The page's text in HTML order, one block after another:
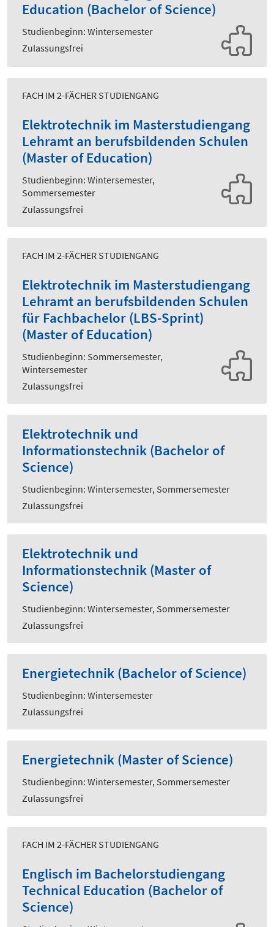
Education (Bachelor of Science)
Studienbeginn: Wintersemester
Zulassungsfrei
FACH IM 2-FÄCHER STUDIENGANG
Elektrotechnik im Masterstudiengang
Lehramt an berufsbildenden Schulen
(Master of Education)
Studienbeginn: Wintersemester,
Sommersemester
Zulassungsfrei
FACH IM 2-FÄCHER STUDIENGANG
Elektrotechnik im Masterstudiengang
Lehramt an berufsbildenden Schulen
für Fachbachelor (LBS-Sprint)
(Master of Education)
Studienbeginn: Sommersemester,
Wintersemester
Zulassungsfrei
Elektrotechnik und
Informationstechnik (Bachelor of
Science)
Studienbeginn: Wintersemester, Sommersemester
Zulassungsfrei
Elektrotechnik und
Informationstechnik (Master of
Science)
Studienbeginn: Wintersemester, Sommersemester
Zulassungsfrei
Energietechnik (Bachelor of Science)
Studienbeginn: Wintersemester
Zulassungsfrei
Energietechnik (Master of Science)
Studienbeginn: Wintersemester, Sommersemester
Zulassungsfrei
FACH IM 2-FÄCHER STUDIENGANG
Englisch im Bachelorstudiengang
Technical Education (Bachelor of
Science)